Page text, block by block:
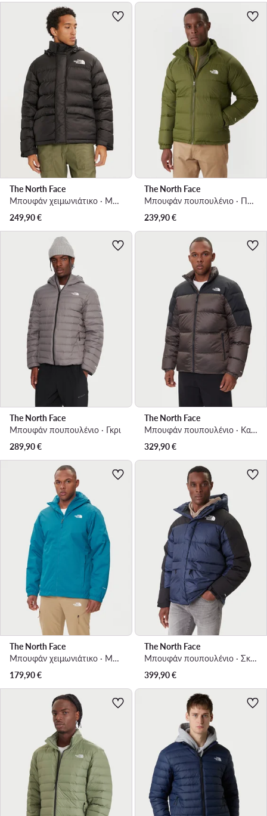
The North Face
Μπουφάν χειμωνιάτικο · Μαύρο
249,90€
The North Face
Μπουφάν πουπουλένιο · Πράσινο
239,90€
The North Face
Μπουφάν πουπουλένιο · Γκρι
289,90€
The North Face
Μπουφάν πουπουλένιο · Καφέ
329,90€
The North Face
Μπουφάν χειμωνιάτικο · Μπλε
179,90€
The North Face
Μπουφάν πουπουλένιο · Σκούρο μπλε
399,90€